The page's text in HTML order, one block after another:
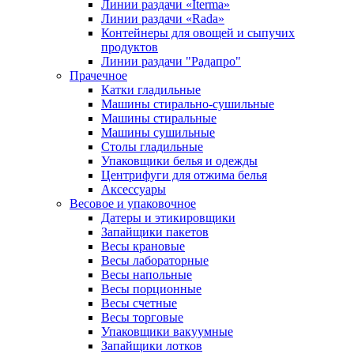
Линии раздачи «Iterma»
Линии раздачи «Rada»
Контейнеры для овощей и сыпучих
продуктов
Линии раздачи "Радапро"
Прачечное
Катки гладильные
Машины стирально-сушильные
Машины стиральные
Машины сушильные
Столы гладильные
Упаковщики белья и одежды
Центрифуги для отжима белья
Аксессуары
Весовое и упаковочное
Датеры и этикировщики
Запайщики пакетов
Весы крановые
Весы лабораторные
Весы напольные
Весы порционные
Весы счетные
Весы торговые
Упаковщики вакуумные
Запайщики лотков